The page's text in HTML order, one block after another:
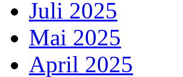
Juli 2025
Mai 2025
April 2025